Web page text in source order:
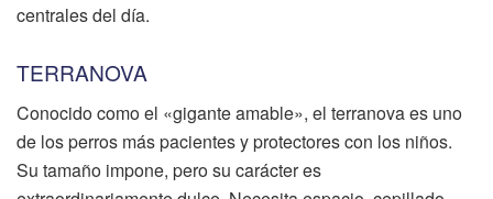
centrales del día.
TERRANOVA
Conocido como el «gigante amable», el terranova es uno
de los perros más pacientes y protectores con los niños.
Su tamaño impone, pero su carácter es